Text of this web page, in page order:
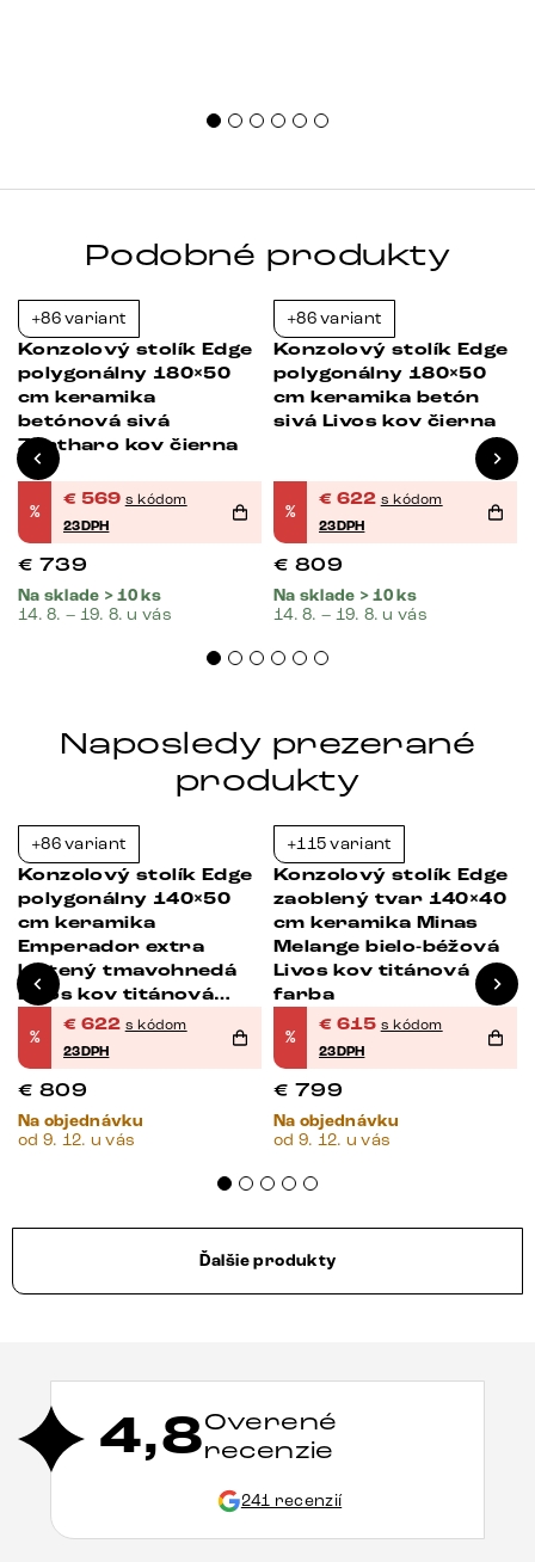
Podobné produkty
+86 variant
Konzolový stolík Edge
polygonálny 180×50
cm keramika
betónová sivá
Zentharo kov čierna
%
€ 569 s kódom
23DPH
€ 739
Na sklade > 10 ks
14. 8. – 19. 8. u vás
+86 variant
Konzolový stolík Edge
polygonálny 180×50
cm keramika betón
sivá Livos kov čierna
%
€ 622 s kódom
23DPH
€ 809
Na sklade > 10 ks
14. 8. – 19. 8. u vás
Naposledy prezerané
produkty
+86 variant
Konzolový stolík Edge
polygonálny 140×50
cm keramika
Emperador extra
leštený tmavohnedá
Livos kov titánová
farba
%
€ 622 s kódom
23DPH
€ 809
Na objednávku
od 9. 12. u vás
+115 variant
Konzolový stolík Edge
zaoblený tvar 140×40
cm keramika Minas
Melange bielo-béžová
Livos kov titánová
farba
%
€ 615 s kódom
23DPH
€ 799
Na objednávku
od 9. 12. u vás
Ďalšie produkty
4,8Overené
recenzie
241 recenzií